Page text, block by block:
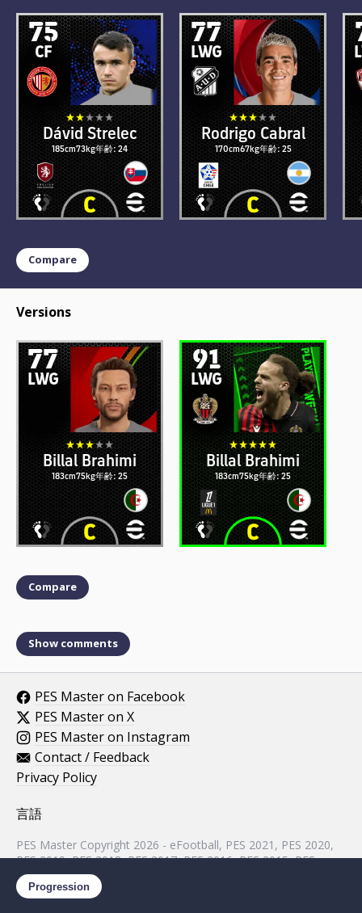
Progression
75
CF
Dávid Strelec
185cm73kg年齢: 24
77
LWG
Rodrigo Cabral
170cm67kg年齢: 25
Compare
Versions
77
LWG
Billal Brahimi
183cm75kg年齢: 25
91
LWG
Billal Brahimi
183cm75kg年齢: 25
Compare
Show comments
PES Master on Facebook
PES Master on X
PES Master on Instagram
Contact / Feedback
Privacy Policy
言語
PES Master Copyright 2026 - eFootball, PES 2021, PES 2020,
PES 2019, PES 2018, PES 2017, PES 2016, PES 2015, PES
2014, PES 2013, PES 2012, PES 2011, PES 2010, PES 2009,
PES 2008, PES 5 assets property of KONAMI.